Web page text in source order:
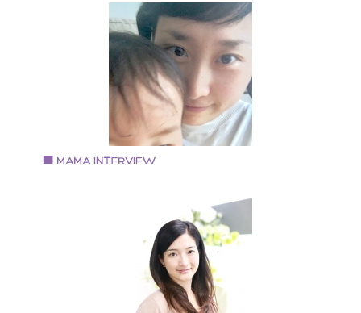
フルーツ＆ソープカービング作家
1973年生まれ。 大阪府出身。 食物科の短大を卒業後、
文具メーカーに入社し、現在も勤務。 趣味は、ものづ
りはもちろん、マラソンや山登り・ヨガなど 身体を動
すことも大好きです。 主人と息子2人の4人暮らし。
Atelier awanone として活動中です。
HARS. アクセサリー作家
主人と子ども3人の5人家族。 アクセサリーショップ
HARS.としてイベント出店をしている。 枚方市を中心